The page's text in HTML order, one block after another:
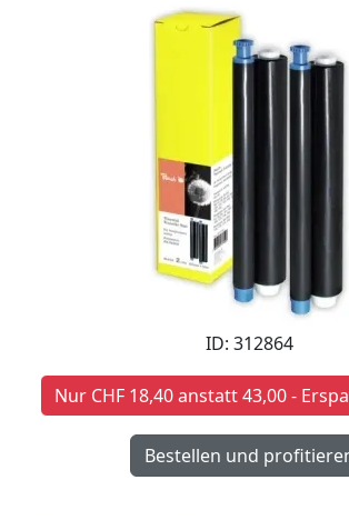
ID: 312864
Nur CHF 18,40 anstatt 43,00 -